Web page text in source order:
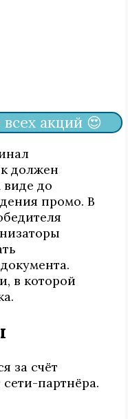
акций 😍
должен
виде до
промо. В
в которой
за счёт
партнёра.